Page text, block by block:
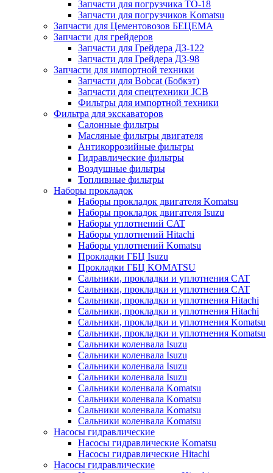
Запчасти для погрузчика ТО-18
Запчасти для погрузчиков Komatsu
Запчасти для Цементовозов БЕЦЕМА
Запчасти для грейдеров
Запчасти для Грейдера ДЗ-122
Запчасти для Грейдера ДЗ-98
Запчасти для импортной техники
Запчасти для Bobcat (Бобкэт)
Запчасти для спецтехники JCB
Фильтры для импортной техники
Фильтра для экскаваторов
Салонные фильтры
Масляные фильтры двигателя
Антикоррозийные фильтры
Гидравлические фильтры
Воздушные фильтры
Топливные фильтры
Наборы прокладок
Наборы прокладок двигателя Komatsu
Наборы прокладок двигателя Isuzu
Наборы уплотнений CAT
Наборы уплотнений Hitachi
Наборы уплотнений Komatsu
Прокладки ГБЦ Isuzu
Прокладки ГБЦ KOMATSU
Сальники, прокладки и уплотнения CAT
Сальники, прокладки и уплотнения CAT
Сальники, прокладки и уплотнения Hitachi
Сальники, прокладки и уплотнения Hitachi
Сальники, прокладки и уплотнения Komatsu
Сальники, прокладки и уплотнения Komatsu
Сальники коленвала Isuzu
Сальники коленвала Isuzu
Сальники коленвала Isuzu
Сальники коленвала Isuzu
Сальники коленвала Komatsu
Сальники коленвала Komatsu
Сальники коленвала Komatsu
Сальники коленвала Komatsu
Насосы гидравлические
Насосы гидравлические Komatsu
Насосы гидравлические Hitachi
Насосы гидравлические